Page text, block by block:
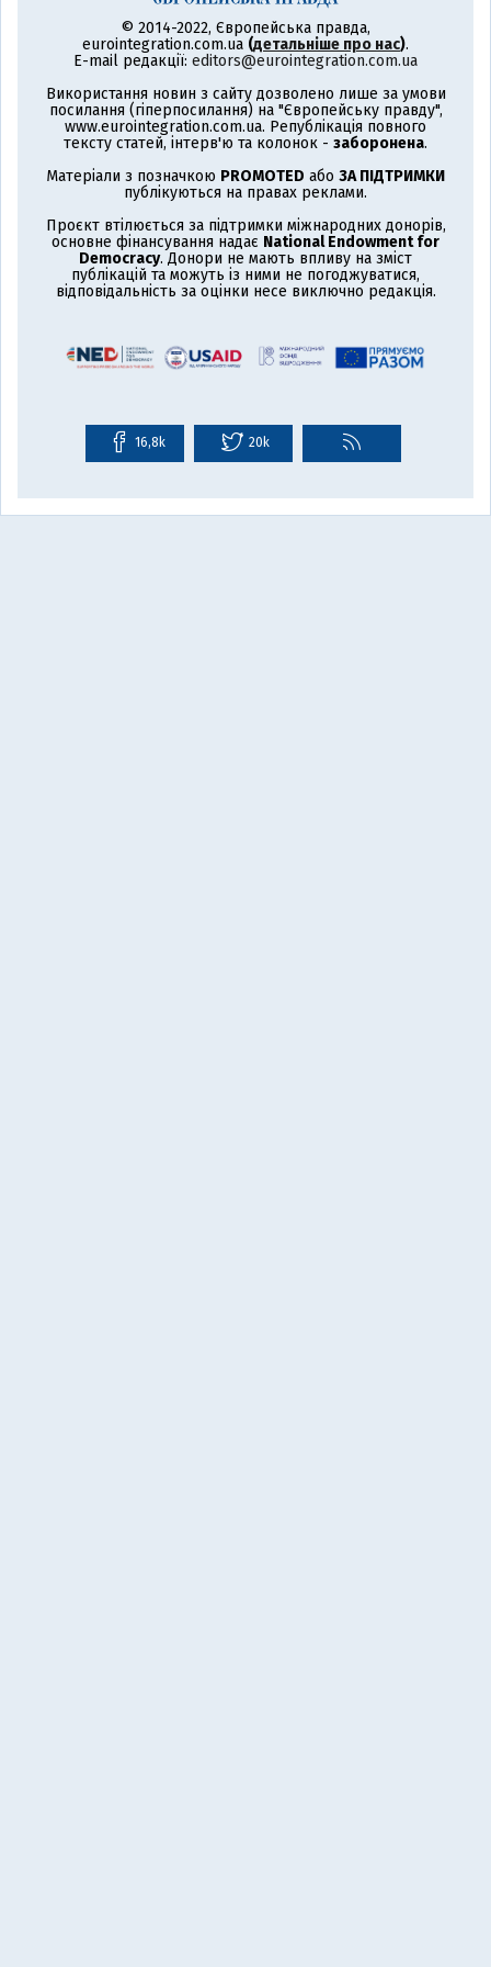
© 2014-2022, Європейська правда,
eurointegration.com.ua (детальніше про нас).
E-mail редакції: editors@eurointegration.com.ua
Використання новин з сайту дозволено лише за умови
посилання (гіперпосилання) на "Європейську правду",
www.eurointegration.com.ua. Републікація повного
тексту статей, інтерв'ю та колонок - заборонена.
Матеріали з позначкою PROMOTED або ЗА ПІДТРИМКИ
публікуються на правах реклами.
Проєкт втілюється за підтримки міжнародних донорів,
основне фінансування надає National Endowment for
Democracy. Донори не мають впливу на зміст
публікацій та можуть із ними не погоджуватися,
відповідальність за оцінки несе виключно редакція.
16,8k 20k